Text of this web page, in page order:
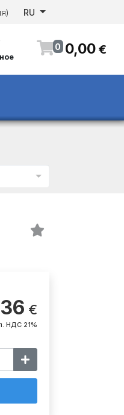
RU
0 0,00 €
€
НДС 21%